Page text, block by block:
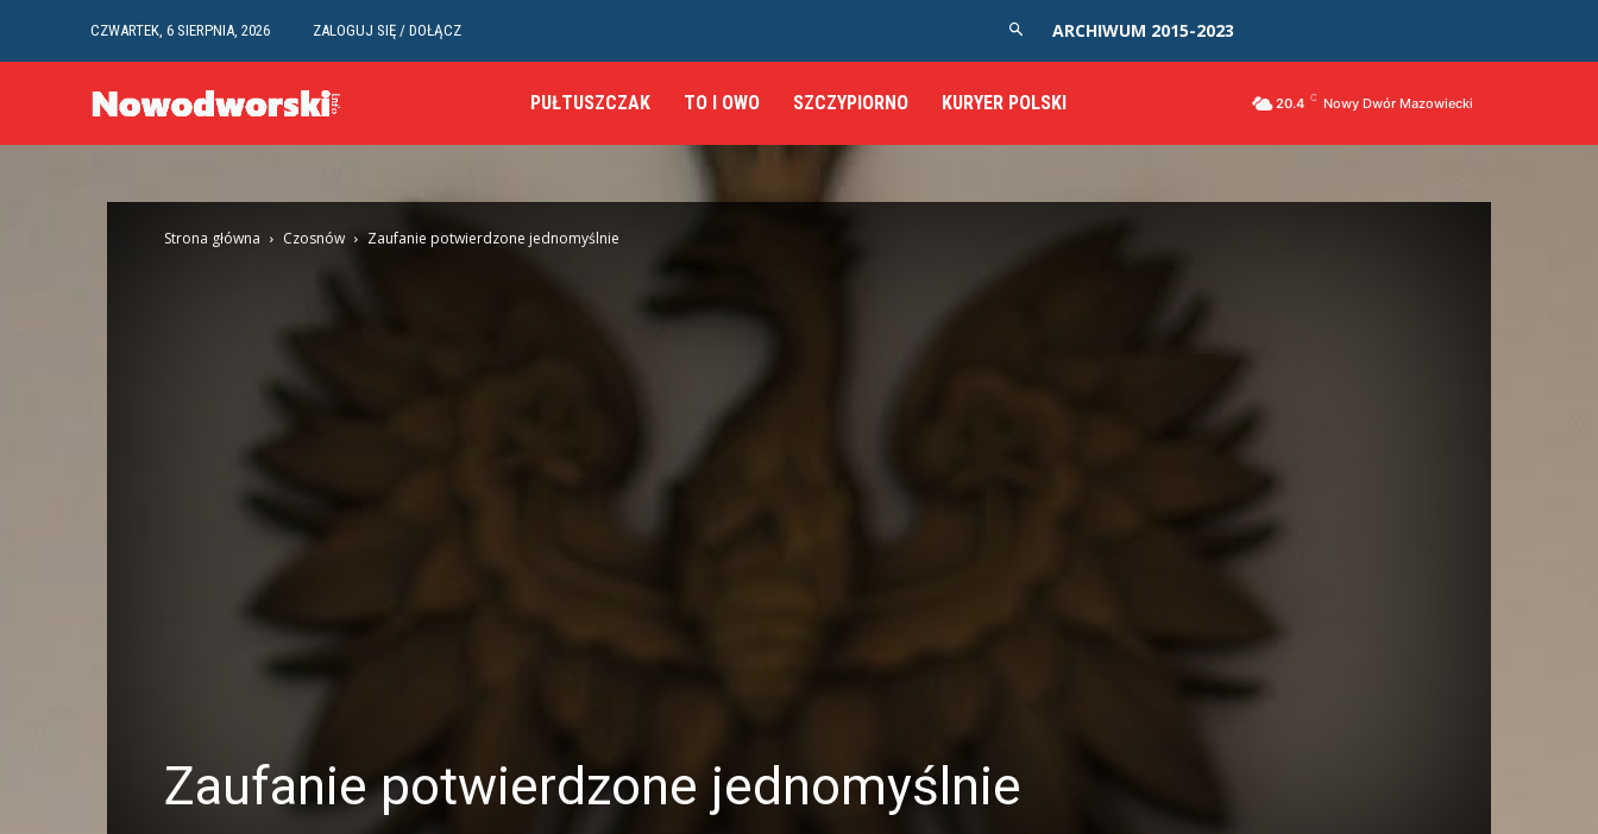
CZWARTEK, 6 SIERPNIA, 2026 ZALOGUJ SIĘ / DOŁĄCZ ARCHIWUM 2015-2023
PUŁTUSZCZAK TO I OWO SZCZYPIORNO KURYER POLSKI 20.4 C Nowy Dwór Mazowiecki
Strona główna Czosnów Zaufanie potwierdzone jednomyślnie
Zaufanie potwierdzone jednomyślnie